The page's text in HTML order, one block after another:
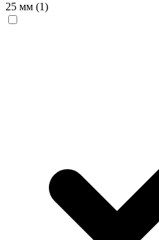
25 мм (1)